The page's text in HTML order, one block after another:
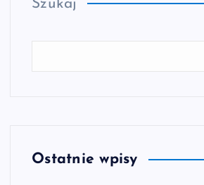
Szukaj
Ostatnie wpisy